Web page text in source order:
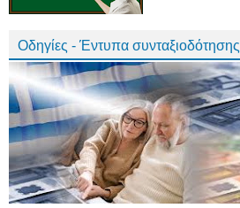
Οδηγίες - Έντυπα συνταξιοδότησης